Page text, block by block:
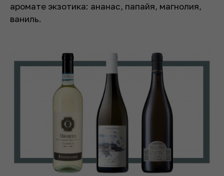
аромате экзотика: ананас, папайя, магнолия,
ваниль.